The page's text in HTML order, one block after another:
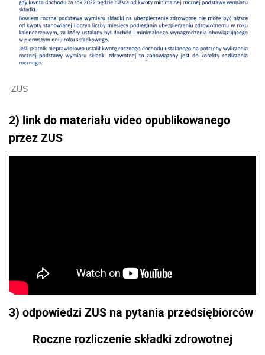
ZUS
2) link do materiału video opublikowanego
przez ZUS
3) odpowiedzi ZUS na pytania przedsiębiorców
Roczne rozliczenie składki zdrowotnej